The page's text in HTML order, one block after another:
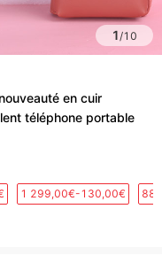
1/10
en cuir
téléphone portable
1 299,00€-130,00€